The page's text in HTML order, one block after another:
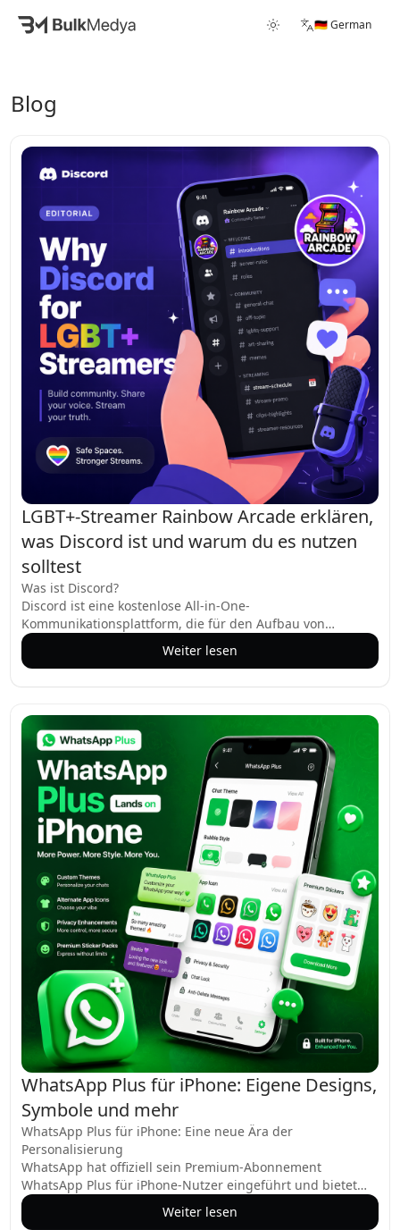
🇩🇪 German
Blog
LGBT+-Streamer Rainbow Arcade erklären,
was Discord ist und warum du es nutzen
solltest
Was ist Discord?
Discord ist eine kostenlose All-in-One-
Kommunikationsplattform, die für den Aufbau von
Communities entwickelt wurde. Ursprünglich für Gamer
geschaffen, hat es sich zu einem Raum entwickelt, in dem
zusammenarbeiten können. Stell es dir als digitales
Clubhaus vor, in dem du separate Räume (sogenannte
Kanäle) für verschiedene Themen einrichten kannst, alles
unter einem Dach (einem Server).
Weiter lesen
WhatsApp Plus für iPhone: Eigene Designs,
Symbole und mehr
WhatsApp Plus für iPhone: Eine neue Ära der
Personalisierung
WhatsApp hat offiziell sein Premium-Abonnement
WhatsApp Plus für iPhone-Nutzer eingeführt und bietet
eine Reihe von Anpassungsfunktionen, mit denen Sie das
Erscheinungsbild und die Funktionalität der App nach
Weiter lesen